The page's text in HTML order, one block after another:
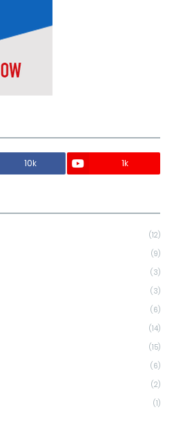
10k 1k
(12)
(9)
(3)
(3)
(6)
(14)
(15)
(6)
(2)
(1)